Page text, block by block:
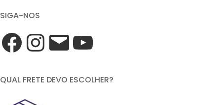
SIGA-NOS
QUAL FRETE DEVO ESCOLHER?